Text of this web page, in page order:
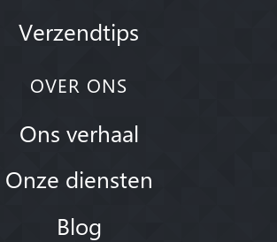
Verzendtips
OVER ONS
Ons verhaal
Onze diensten
Blog